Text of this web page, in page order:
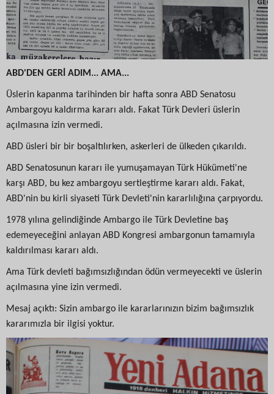
ABD'DEN GERİ ADIM... AMA...
Üslerin kapanma tarihinden bir hafta sonra ABD Senatosu
Ambargoyu kaldırma kararı aldı. Fakat Türk Devleri üslerin
açılmasına izin vermedi.
ABD üsleri bir bir boşaltılırken, askerleri de ülkeden çıkarıldı.
ABD Senatosunun kararı ile yumuşamayan Türk Hükümeti'ne
karşı ABD, bu kez ambargoyu sertleştirme kararı aldı. Fakat,
ABD'nin bu kirli siyaseti Türk Devleti'nin kararlılığına çarpıyordu.
1978 yılına gelindiğinde Ambargo ile Türk Devletine baş
edemeyeceğini anlayan ABD Kongresi ambargonun tamamıyla
kaldırılması kararı aldı.
Ama Türk devleti bağımsızlığından ödün vermeyecekti ve üslerin
açılmasına yine izin vermedi.
Mesaj açıktı: Sizin ambargo ile kararlarınızın bizim bağımsızlık
kararımızla bir ilgisi yoktur.